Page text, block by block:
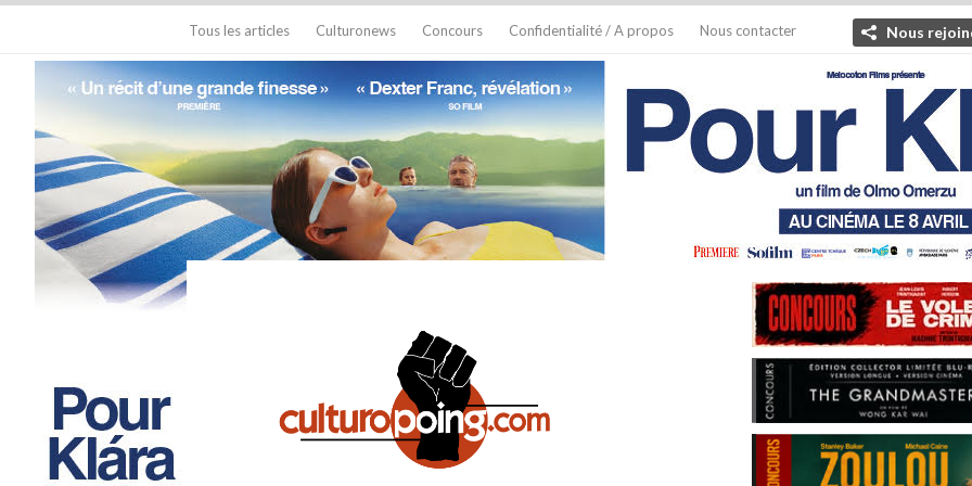
Tous les articles Culturonews Concours Confidentialité / A propos Nous contacter Nous